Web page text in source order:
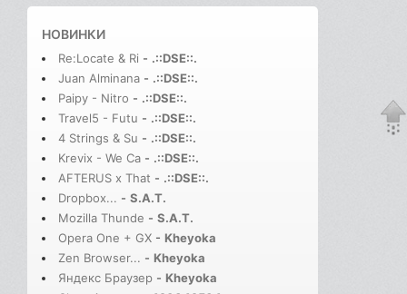
НОВИНКИ
Re:Locate & Ri - .::DSE::.
Juan Alminana - .::DSE::.
Paipy - Nitro - .::DSE::.
Travel5 - Futu - .::DSE::.
4 Strings & Su - .::DSE::.
Krevix - We Ca - .::DSE::.
AFTERUS x That - .::DSE::.
Dropbox... - S.A.T.
Mozilla Thunde - S.A.T.
Opera One + GX - Kheyoka
Zen Browser... - Kheyoka
Яндекс Браузер - Kheyoka